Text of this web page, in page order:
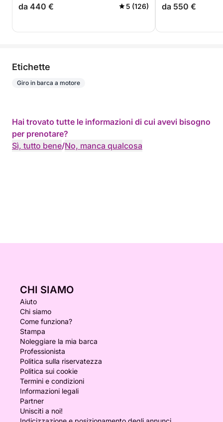
da 440 € 5 (126) da 550 €
Etichette
Giro in barca a motore
Hai trovato tutte le informazioni di cui avevi bisogno
per prenotare?
Sì, tutto bene/No, manca qualcosa
CHI SIAMO
Aiuto
Chi siamo
Come funziona?
Stampa
Noleggiare la mia barca
Professionista
Politica sulla riservatezza
Politica sui cookie
Termini e condizioni
Informazioni legali
Partner
Unisciti a noi!